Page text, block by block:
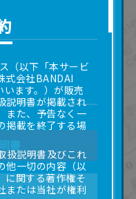
書
ーム
（以下「本サービ
式会社BANDAI
ます。）が販売
説明書が掲載され
また、予告なく一
掲載を終了する場
扱説明書及びこれ
他一切の内容（以
に関する著作権そ
または当社が権利